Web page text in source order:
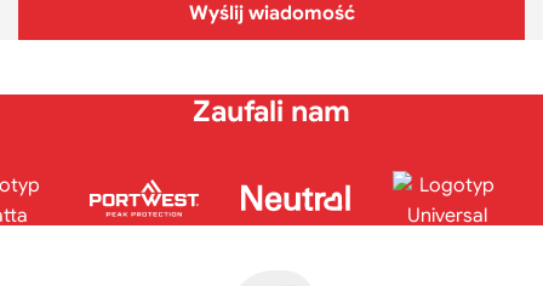
Wyślij wiadomość
Zaufali nam